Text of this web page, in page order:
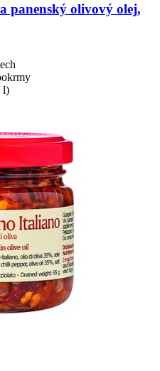
panenský olivový olej,
l)